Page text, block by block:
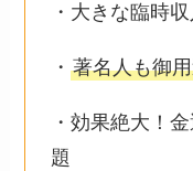
・大きな臨時
・ 著名人も御
・効果絶大！
題